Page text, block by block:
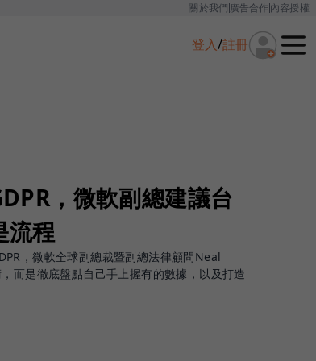
關於我們廣告合作內容授權
登入/註冊
，微軟副總建議台
流程
，微軟全球副總裁暨副總法律顧問Neal
而是徹底盤點自己手上握有的數據，以及打造